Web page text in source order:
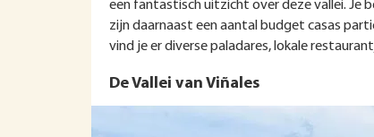
een fantastisch uitzicht over deze vallei. Je
zijn daarnaast een aantal budget casas
vind je er diverse paladares, lokale
De Vallei van Viñales